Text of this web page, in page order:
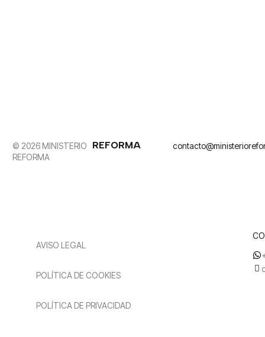
© 2026 MINISTERIO
REFORMA
REFORMA
AVISO LEGAL
POLÍTICA DE COOKIES
POLÍTICA DE PRIVACIDAD